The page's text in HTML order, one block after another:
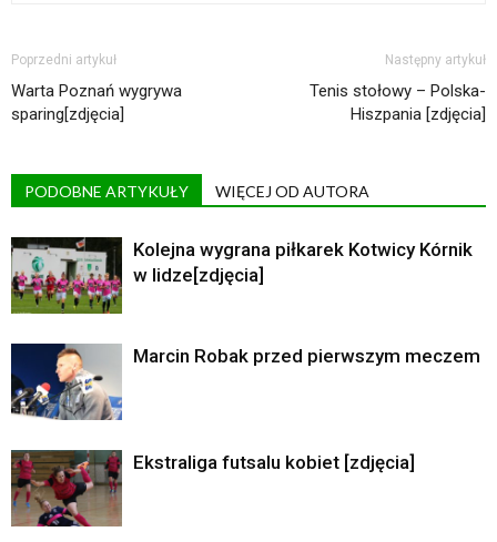
Poprzedni artykuł
Warta Poznań wygrywa
sparing[zdjęcia]
Następny artykuł
Tenis stołowy – Polska-
Hiszpania [zdjęcia]
PODOBNE ARTYKUŁY WIĘCEJ OD AUTORA
Kolejna wygrana piłkarek Kotwicy Kórnik
w lidze[zdjęcia]
Marcin Robak przed pierwszym meczem
Ekstraliga futsalu kobiet [zdjęcia]